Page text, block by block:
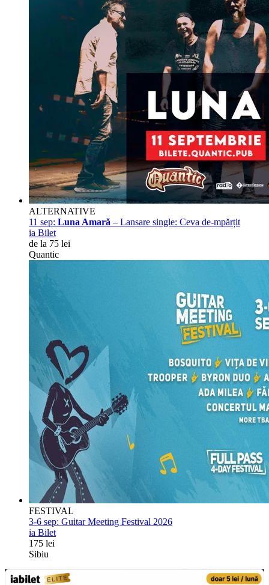
ALTERNATIVE
11 sep: Luna Amară – Lansare single: Ceva de-mpărțit
ia Bilet
de la 75 lei
Quantic
FESTIVAL
3-6 sep: Guitar Meeting Festival 2026
ia Bilet
175 lei
Sibiu